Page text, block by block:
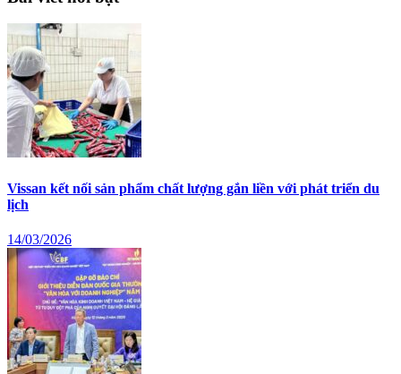
Vissan kết nối sản phẩm chất lượng gắn liền với phát triển du
lịch
14/03/2026